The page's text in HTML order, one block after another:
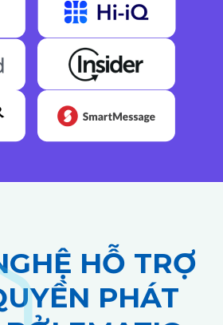
HỖ TRỢ
PHÁT